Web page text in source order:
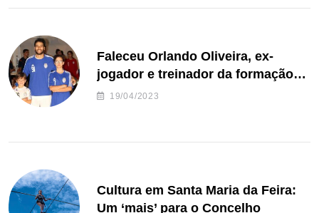
Faleceu Orlando Oliveira, ex-
jogador e treinador da formação
de andebol do Feirense
19/04/2023
Cultura em Santa Maria da Feira:
Um ‘mais’ para o Concelho